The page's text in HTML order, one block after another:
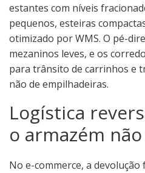
estantes com níveis
pequenos, esteiras
otimizado por WMS. O pé-
mezaninos leves, e os
para trânsito de carrinhos e
não de empilhadeiras.
Logística
o armazém
No e-commerce, a